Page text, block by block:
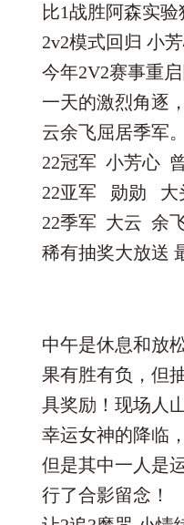
比1战胜阿森实
2v2模式回归 小
今年2V2赛事重
一天的激烈角逐
云余飞屈居季军
22冠军 小芳心
22亚军 勋勋 大
22季军 大云 余
稀有抽奖大放送
中午是休息和放
果有胜有负，但
具奖励！现场人
幸运女神的降临
但是其中一人是
行了合影留念！